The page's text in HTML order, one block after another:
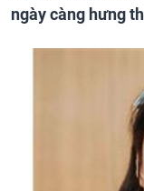
ngày càng hưng